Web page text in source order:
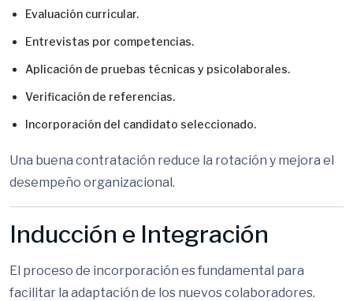
Evaluación curricular.
Entrevistas por competencias.
Aplicación de pruebas técnicas y psicolaborales.
Verificación de referencias.
Incorporación del candidato seleccionado.
Una buena contratación reduce la rotación y mejora el
desempeño organizacional.
Inducción e Integración
El proceso de incorporación es fundamental para
facilitar la adaptación de los nuevos colaboradores.